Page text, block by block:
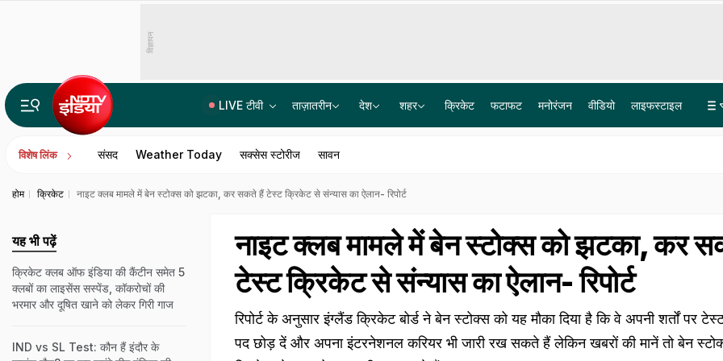
विज्ञापन
LIVE टीवी ताज़ातरीन देश शहर क्रिकेट फटाफट मनोरंजन वीडियो लाइफस्टाइल
विशेष लिंक संसद Weather Today सक्सेस स्टोरीज सावन
होम क्रिकेट नाइट क्लब मामले में बेन स्टोक्स को झटका, कर सकते हैं टेस्ट क्रिकेट से संन्यास का ऐलान- रिपोर्ट
नाइट क्लब मामले में बेन स्टोक्स को झटका, कर
टेस्ट क्रिकेट से संन्यास का ऐलान- रिपोर्ट
रिपोर्ट के अनुसार इंग्लैंड क्रिकेट बोर्ड ने बेन स्टोक्स को यह मौका दिया है कि वे अपनी शर्तों पर
पद छोड़ दें और अपना इंटरनेशनल करियर भी जारी रख सकते हैं लेकिन खबरों की मानें तो बेन
यह भी पढ़ें
क्रिकेट क्लब ऑफ इंडिया की कैंटीन समेत 5
क्लबों का लाइसेंस सस्पेंड, कॉकरोचों की
भरमार और दूषित खाने को लेकर गिरी गाज
IND vs SL Test: कौन हैं इंदौर के